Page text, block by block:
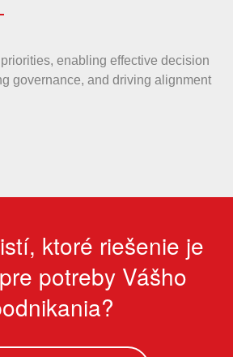
enabling effective decision
governance, and driving alignment
ktoré riešenie je
potreby Vášho